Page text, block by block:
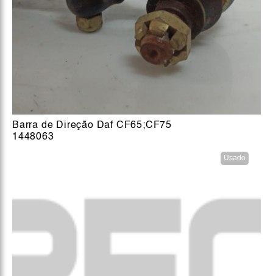
Barra de Direção Daf CF65;CF75
1448063
Usado